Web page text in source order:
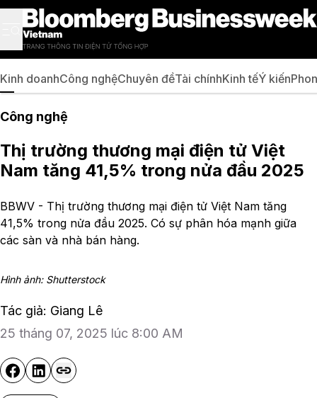
Kinh doanhCông nghệChuyên đềTài chínhKinh tếÝ kiến
Công nghệ
Thị trường thương mại điện tử Việt
Nam tăng 41,5% trong nửa đầu 2025
BBWV - Thị trường thương mại điện tử Việt Nam tăng
41,5% trong nửa đầu 2025. Có sự phân hóa mạnh giữa
các sàn và nhà bán hàng.
Hình ảnh: Shutterstock
Tác giả: Giang Lê
25 tháng 07, 2025 lúc 8:00 AM